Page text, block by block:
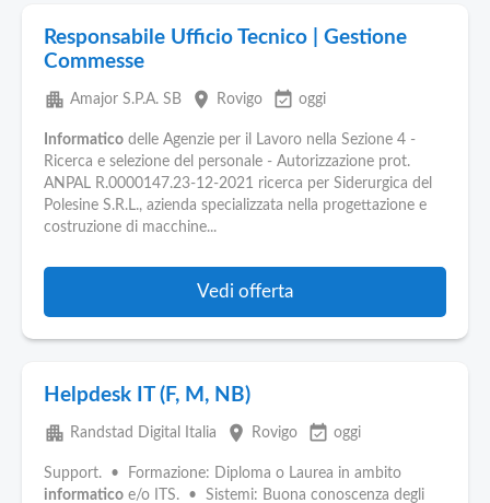
Responsabile Ufficio Tecnico | Gestione
Commesse
apartment Amajor S.P.A. SB place Rovigo event_available oggi
Informatico delle Agenzie per il Lavoro nella Sezione 4 -
Ricerca e selezione del personale - Autorizzazione prot.
ANPAL R.0000147.23-12-2021 ricerca per Siderurgica del
Polesine S.R.L., azienda specializzata nella progettazione e
costruzione di macchine...
Vedi offerta
Helpdesk IT (F, M, NB)
apartment Randstad Digital Italia place Rovigo event_available oggi
Support. • Formazione: Diploma o Laurea in ambito
informatico e/o ITS. • Sistemi: Buona conoscenza degli